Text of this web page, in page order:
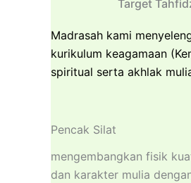
Target
Madrasah kami
kurikulum keagamaan
spiritual serta akhlak
Pencak Silat
mengembangkan fisik
dan karakter mulia